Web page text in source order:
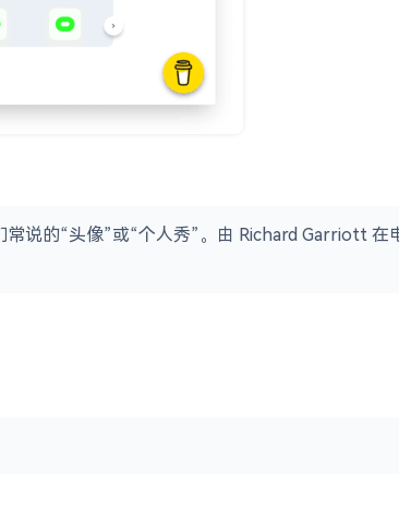
说的“头像”或“个人秀”。由 Richard Garriott 在